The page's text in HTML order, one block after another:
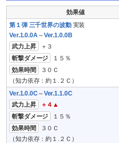
効果値
第１弾 三千世界の波動実装
Ver.1.0.0A ～Ver.1.0.0B
武力上昇
＋３
斬撃ダメージ
１５％
効果時間
３０Ｃ
（知力依存：約１.２Ｃ）
Ver.1.0.0C～Ver.1.1.0C
武力上昇
＋４▲
斬撃ダメージ
１５％
効果時間
３０Ｃ
（知力依存：約１.２Ｃ）